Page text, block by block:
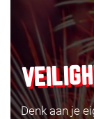
Denk aan je